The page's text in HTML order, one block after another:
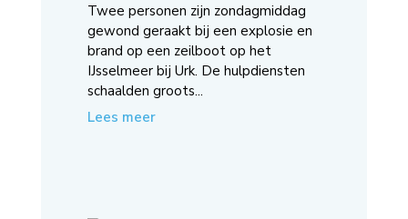
Twee personen zijn zondagmiddag
gewond geraakt bij een explosie en
brand op een zeilboot op het
IJsselmeer bij Urk. De hulpdiensten
schaalden groots...
Lees meer